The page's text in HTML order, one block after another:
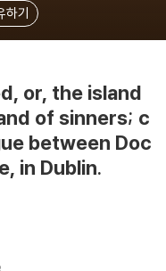
하기
or, the island
of sinners; c
between Doc
in Dublin.